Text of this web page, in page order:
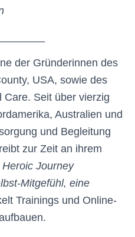
der Gründerinnen des
USA, sowie des
Care. Seit über vierzig
Australien und
und Begleitung
zur Zeit an ihrem
Journey
Mitgefühl, eine
Trainings und Online-